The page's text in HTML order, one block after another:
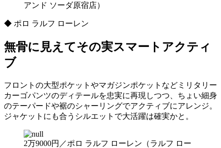
アンド ソーダ原宿店）
◆ ポロ ラルフ ローレン
無骨に見えてその実スマートアクティ
ブ
フロントの大型ポケットやマガジンポケットなどミリタリー
カーゴパンツのディテールを忠実に再現しつつ、ちょい細身
のテーパードや裾のシャーリングでアクティブにアレンジ。
ジャケットにも合うシルエットで大活躍は確実かと。
2万9000円／ポロ ラルフ ローレン（ラルフ ロー